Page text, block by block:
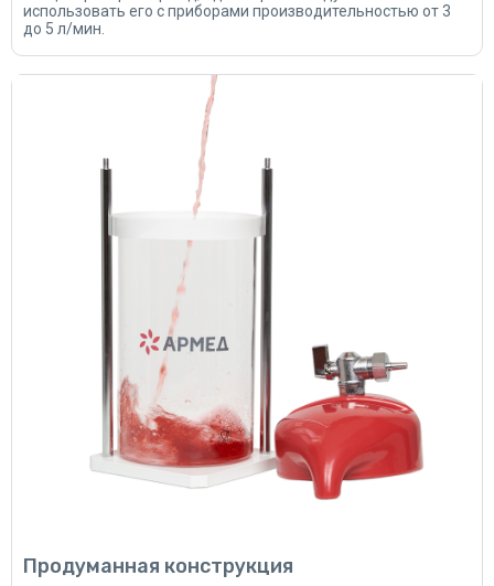
использовать его с приборами производительностью от 3
до 5 л/мин.
Продуманная конструкция